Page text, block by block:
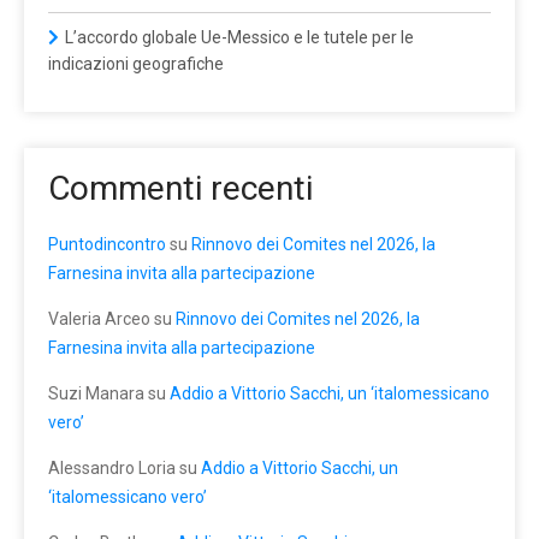
L’accordo globale Ue-Messico e le tutele per le
indicazioni geografiche
Commenti recenti
Puntodincontro su Rinnovo dei Comites nel 2026, la
Farnesina invita alla partecipazione
Valeria Arceo su Rinnovo dei Comites nel 2026, la
Farnesina invita alla partecipazione
Suzi Manara su Addio a Vittorio Sacchi, un ‘italomessicano
vero’
Alessandro Loria su Addio a Vittorio Sacchi, un
‘italomessicano vero’